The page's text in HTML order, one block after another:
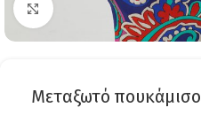
Click to enlarge
Μεταξωτό πουκάμισο